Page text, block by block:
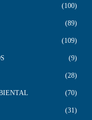
100
89
109
9
28
70
31